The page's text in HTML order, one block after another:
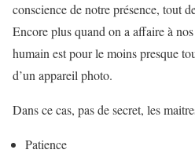
conscience de notre présence, tout
Encore plus quand on a affaire à
humain est pour le moins presque
d’un appareil photo.
Dans ce cas, pas de secret, les
Patience